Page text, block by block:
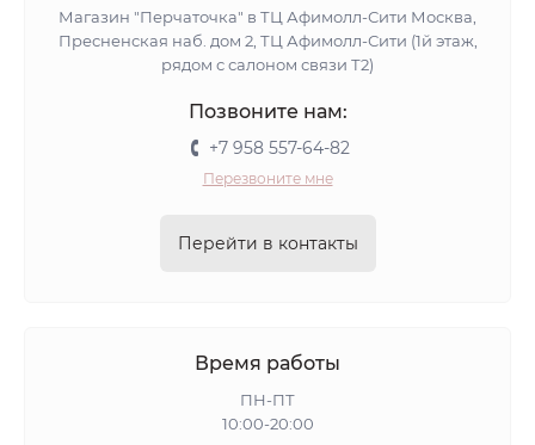
Магазин "Перчаточка" в ТЦ Афимолл-Сити Москва,
Пресненская наб. дом 2, ТЦ Афимолл-Сити (1й этаж,
рядом с салоном связи Т2)
Позвоните нам:
+7 958 557-64-82
Перезвоните мне
Перейти в контакты
Время работы
ПН-ПТ
10:00-20:00